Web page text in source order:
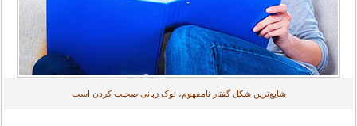
شایع‌ترین شکل گفتار نامفهوم، نوک زبانی صحبت کردن است